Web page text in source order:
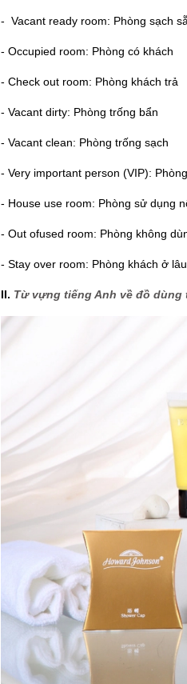
- Vacant ready room: Phòng sạch
- Occupied room: Phòng có khách
- Check out room: Phòng khách trả
- Vacant dirty: Phòng trống bẩn
- Vacant clean: Phòng trống sạch
- Very important person (VIP):
- House use room: Phòng sử dụng
- Out ofused room: Phòng không
- Stay over room: Phòng khách ở
II. Từ vựng tiếng Anh về đồ